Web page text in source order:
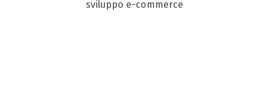
sviluppo e-commerce